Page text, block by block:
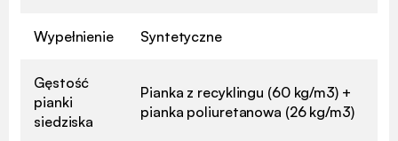
Wypełnienie Syntetyczne
Gęstość
pianki
siedziska
Pianka z recyklingu (60 kg/m3) +
pianka poliuretanowa (26 kg/m3)